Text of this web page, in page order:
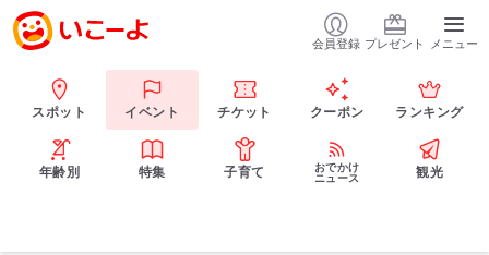
会員登録 プレゼント メニュー
スポット イベント チケット クーポン ランキング
年齢別 特集 子育て
おでかけ
ニュース
観光